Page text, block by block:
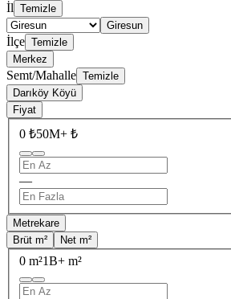
İl Temizle
Giresun
İlçe Temizle
Merkez
Semt/Mahalle Temizle
Darıköy Köyü
Fiyat
0 ₺50M+ ₺
—
Metrekare
Brüt m²
Net m²
0 m²1B+ m²